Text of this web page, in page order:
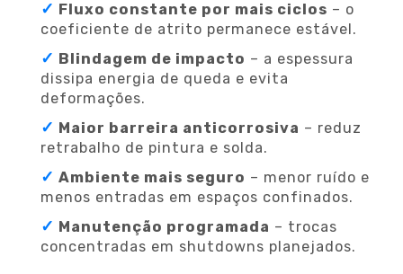
Fluxo constante por mais ciclos – o
coeficiente de atrito permanece estável.
Blindagem de impacto – a espessura
dissipa energia de queda e evita
deformações.
Maior barreira anticorrosiva – reduz
retrabalho de pintura e solda.
Ambiente mais seguro – menor ruído e
menos entradas em espaços confinados.
Manutenção programada – trocas
concentradas em shutdowns planejados.